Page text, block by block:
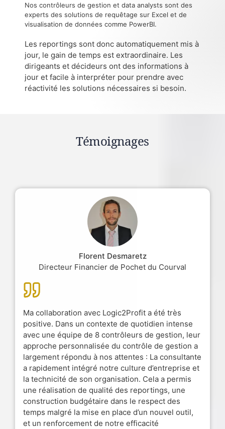
Nos contrôleurs de gestion et data analysts sont des
experts des solutions de requêtage sur Excel et de
visualisation de données comme PowerBI.
Les reportings sont donc automatiquement mis à
jour, le gain de temps est extraordinaire. Les
dirigeants et décideurs ont des informations à
jour et facile à interpréter pour prendre avec
réactivité les solutions nécessaires si besoin.
Témoignages
Florent Desmaretz
Directeur Financier de Pochet du Courval
Ma collaboration avec Logic2Profit a été très
positive. Dans un contexte de quotidien intense
avec une équipe de 8 contrôleurs de gestion, leur
approche personnalisée du contrôle de gestion a
largement répondu à nos attentes : La consultante
a rapidement intégré notre culture d’entreprise et
la technicité de son organisation. Cela a permis
une réalisation de qualité des reportings, une
construction budgétaire dans le respect des
temps malgré la mise en place d’un nouvel outil,
et un renforcement de notre efficacité